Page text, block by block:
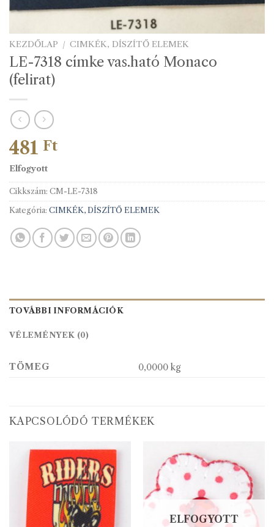
KEZDŐLAP / CIMKÉK, DÍSZÍTŐ ELEMEK
LE-7318 címke vas.ható Monaco
(felirat)
481 Ft
Elfogyott
Cikkszám: CM-LE-7318
Kategória: CIMKÉK, DÍSZÍTŐ ELEMEK
TOVÁBBI INFORMÁCIÓK
VÉLEMÉNYEK (0)
TÖMEG 0,0000 kg
KAPCSOLÓDÓ TERMÉKEK
ELFOGYOTT